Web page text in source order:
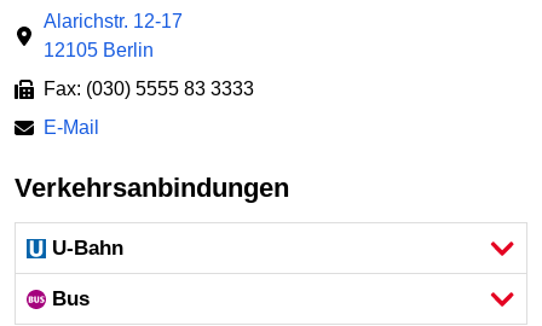
Alarichstr. 12-17
12105 Berlin
Fax: (030) 5555 83 3333
E-Mail
Verkehrsanbindungen
U-Bahn
Bus